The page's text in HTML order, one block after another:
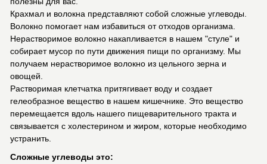
Крахмал и волокна представляют собой сложные углеводы.
Волокно помогает нам избавиться от отходов организма.
Нерастворимое волокно накапливается в нашем "стуле" и
собирает мусор по пути движения пищи по организму. Мы
получаем нерастворимое волокно из цельного зерна и
овощей.
Растворимая клетчатка притягивает воду и создает
гелеобразное вещество в нашем кишечнике. Это вещество
перемещается вдоль нашего пищеварительного тракта и
связывается с холестерином и жиром, которые необходимо
устранить.
Сложные углеводы это: